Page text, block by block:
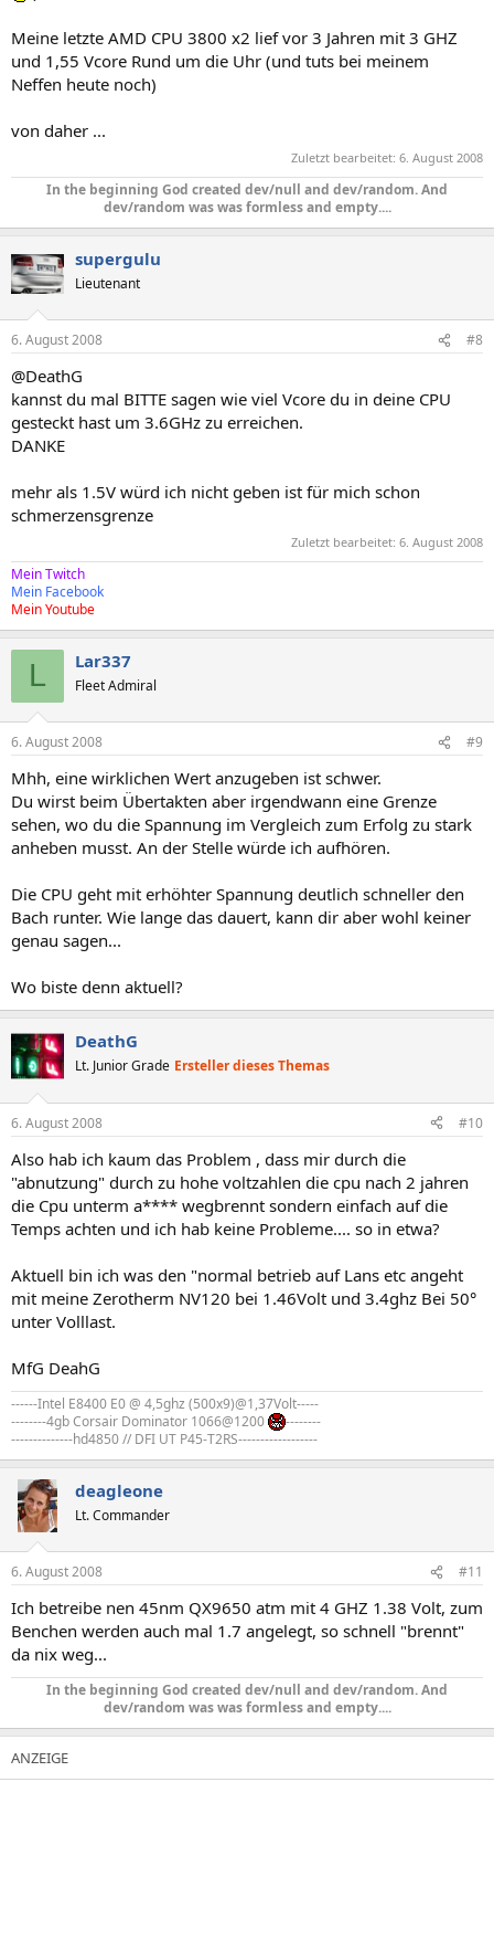
Meine letzte AMD CPU 3800 x2 lief vor 3 Jahren mit 3 GHZ
und 1,55 Vcore Rund um die Uhr (und tuts bei meinem
Neffen heute noch)
von daher ...
Zuletzt bearbeitet: 6. August 2008
In the beginning God created dev/null and dev/random. And
dev/random was was formless and empty....​
supergulu
Lieutenant
6. August 2008 #8
@DeathG
kannst du mal BITTE sagen wie viel Vcore du in deine CPU
gesteckt hast um 3.6GHz zu erreichen.
DANKE
mehr als 1.5V würd ich nicht geben ist für mich schon
schmerzensgrenze
Zuletzt bearbeitet: 6. August 2008
Mein Twitch
Mein Facebook
Mein Youtube
L Lar337
Fleet Admiral
6. August 2008 #9
Mhh, eine wirklichen Wert anzugeben ist schwer.
Du wirst beim Übertakten aber irgendwann eine Grenze
sehen, wo du die Spannung im Vergleich zum Erfolg zu stark
anheben musst. An der Stelle würde ich aufhören.
Die CPU geht mit erhöhter Spannung deutlich schneller den
Bach runter. Wie lange das dauert, kann dir aber wohl keiner
genau sagen...
Wo biste denn aktuell?
DeathG
Lt. Junior Grade Ersteller dieses Themas
6. August 2008 #10
Also hab ich kaum das Problem , dass mir durch die
"abnutzung" durch zu hohe voltzahlen die cpu nach 2 jahren
die Cpu unterm a**** wegbrennt sondern einfach auf die
Temps achten und ich hab keine Probleme.... so in etwa?
Aktuell bin ich was den "normal betrieb auf Lans etc angeht
mit meine Zerotherm NV120 bei 1.46Volt und 3.4ghz Bei 50°
unter Volllast.
MfG DeahG
------Intel E8400 E0 @ 4,5ghz (500x9)@1,37Volt-----
--------4gb Corsair Dominator 1066@1200
--------
--------------hd4850 // DFI UT P45-T2RS------------------
deagleone
Lt. Commander
6. August 2008 #11
Ich betreibe nen 45nm QX9650 atm mit 4 GHZ 1.38 Volt, zum
Benchen werden auch mal 1.7 angelegt, so schnell "brennt"
da nix weg...
In the beginning God created dev/null and dev/random. And
dev/random was was formless and empty....​